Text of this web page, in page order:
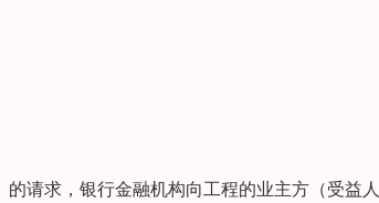
请求，银行金融机构向工程的业主方（受益